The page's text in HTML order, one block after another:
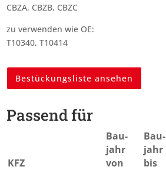
CBZA, CBZB, CBZC
zu verwenden wie OE:
T10340, T10414
Bestückungsliste ansehen
Passend für
KFZ
Bau­
jahr
von
Bau­
jahr
bis